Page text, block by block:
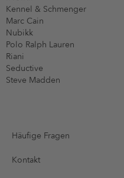
Kennel & Schmenger
Marc Cain
Nubikk
Polo Ralph Lauren
Riani
Seductive
Steve Madden
Häufige Fragen
Kontakt